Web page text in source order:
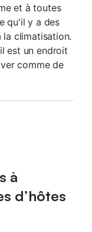
et à toutes
qu'il y a des
climatisation.
est un endroit
comme de
à
d’hôtes